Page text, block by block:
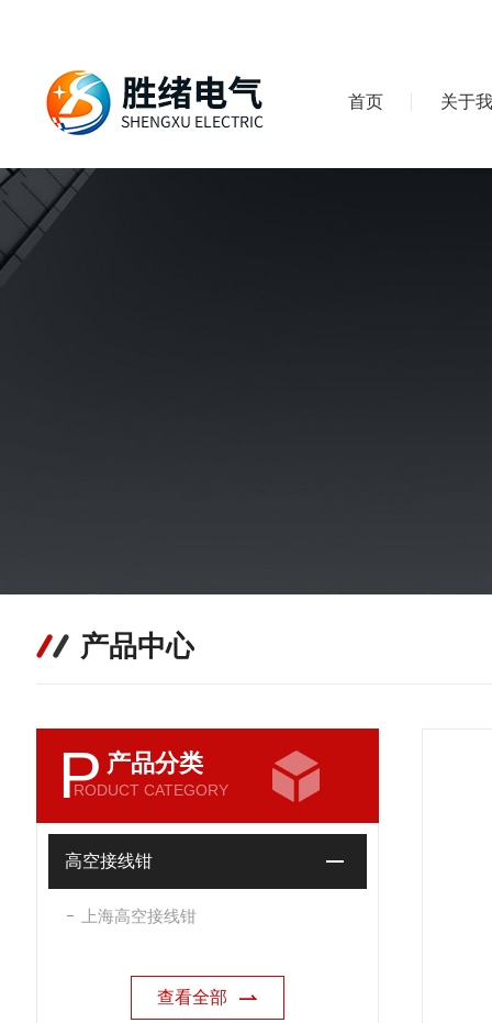
首页 关于
产品中心
P 产品分类
RODUCT CATEGORY
高空接线钳
上海高空接线钳
查看全部